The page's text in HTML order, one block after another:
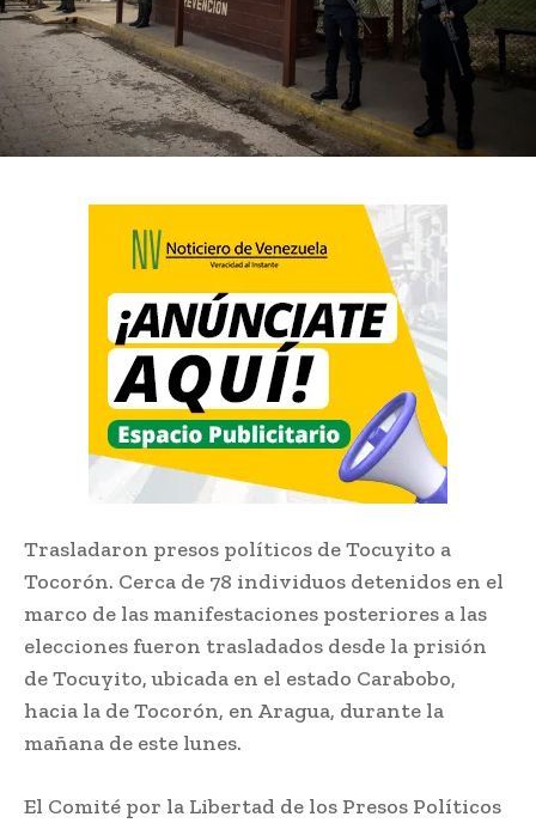
Trasladaron presos políticos de Tocuyito a
Tocorón. Cerca de 78 individuos detenidos en el
marco de las manifestaciones posteriores a las
elecciones fueron trasladados desde la prisión
de Tocuyito, ubicada en el estado Carabobo,
hacia la de Tocorón, en Aragua, durante la
mañana de este lunes.
El Comité por la Libertad de los Presos Políticos